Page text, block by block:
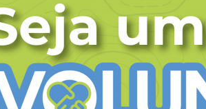
atendimento, a campanha
dos centros de ajuda
jovens escoteiros colaboram, sob
fraternidade escoteira mundial,
convidamos toda a comunidade